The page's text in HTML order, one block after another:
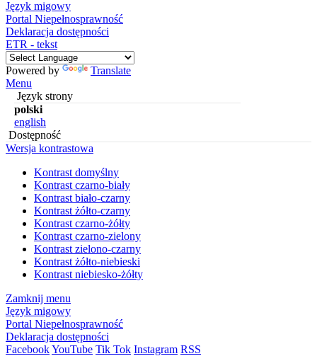
Język migowy
Portal Niepełnosprawność
Deklaracja dostępności
ETR - tekst
Powered by
Translate
Menu
Język strony
polski
english
Dostępność
Wersja kontrastowa
Kontrast domyślny
Kontrast czarno-biały
Kontrast biało-czarny
Kontrast żółto-czarny
Kontrast czarno-żółty
Kontrast czarno-zielony
Kontrast zielono-czarny
Kontrast żółto-niebieski
Kontrast niebiesko-żółty
Zamknij menu
Język migowy
Portal Niepełnosprawność
Deklaracja dostępności
FacebookYouTube Tik Tok Instagram RSS